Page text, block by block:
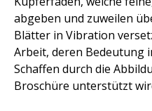
abgeben und zuweilen
Blätter in Vibration
Arbeit, deren Bedeutung
Schaffen durch die
Broschüre unterstützt